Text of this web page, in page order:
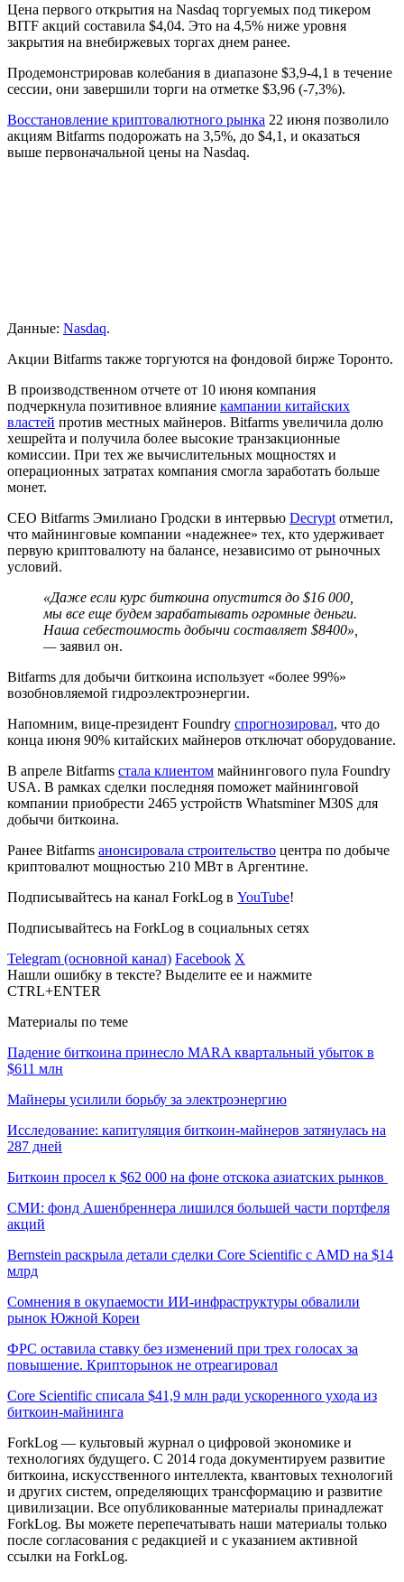
Цена первого открытия на Nasdaq торгуемых под тикером
BITF акций составила $4,04. Это на 4,5% ниже уровня
закрытия на внебиржевых торгах днем ранее.
Продемонстрировав колебания в диапазоне $3,9-4,1 в течение
сессии, они завершили торги на отметке $3,96 (-7,3%).
Восстановление криптовалютного рынка 22 июня позволило
акциям Bitfarms подорожать на 3,5%, до $4,1, и оказаться
выше первоначальной цены на Nasdaq.
Данные: Nasdaq.
Акции Bitfarms также торгуются на фондовой бирже Торонто.
В производственном отчете от 10 июня компания
подчеркнула позитивное влияние кампании китайских
властей против местных майнеров. Bitfarms увеличила долю
хешрейта и получила более высокие транзакционные
комиссии. При тех же вычислительных мощностях и
операционных затратах компания смогла заработать больше
монет.
CEO Bitfarms Эмилиано Гродски в интервью Decrypt отметил,
что майнинговые компании «надежнее» тех, кто удерживает
первую криптовалюту на балансе, независимо от рыночных
условий.
«Даже если курс биткоина опустится до $16 000,
мы все еще будем зарабатывать огромные деньги.
Наша себестоимость добычи составляет $8400»,
—заявил он.
Bitfarms для добычи биткоина использует «более 99%»
возобновляемой гидроэлектроэнергии.
Напомним, вице-президент Foundry спрогнозировал, что до
конца июня 90% китайских майнеров отключат оборудование.
В апреле Bitfarms стала клиентом майнингового пула Foundry
USA. В рамках сделки последняя поможет майнинговой
компании приобрести 2465 устройств Whatsminer M30S для
добычи биткоина.
Ранее Bitfarms анонсировала строительство центра по добыче
криптовалют мощностью 210 МВт в Аргентине.
Подписывайтесь на канал ForkLog в YouTube!
Подписывайтесь на ForkLog в социальных сетях
Telegram (основной канал) Facebook X
Нашли ошибку в тексте? Выделите ее и нажмите
CTRL+ENTER
Материалы по теме
Падение биткоина принесло MARA квартальный убыток в
$611 млн
Майнеры усилили борьбу за электроэнергию
Исследование: капитуляция биткоин-майнеров затянулась на
287 дней
Биткоин просел к $62 000 на фоне отскока азиатских рынков
СМИ: фонд Ашенбреннера лишился большей части портфеля
акций
Bernstein раскрыла детали сделки Core Scientific с AMD на $14
млрд
Сомнения в окупаемости ИИ-инфраструктуры обвалили
рынок Южной Кореи
ФРС оставила ставку без изменений при трех голосах за
повышение. Крипторынок не отреагировал
Core Scientific списала $41,9 млн ради ускоренного ухода из
биткоин-майнинга
ForkLog — культовый журнал о цифровой экономике и
технологиях будущего. С 2014 года документируем развитие
биткоина, искусственного интеллекта, квантовых технологий
и других систем, определяющих трансформацию и развитие
цивилизации. Все опубликованные материалы принадлежат
ForkLog. Вы можете перепечатывать наши материалы только
после согласования с редакцией и с указанием активной
ссылки на ForkLog.